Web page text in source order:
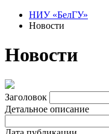
НИУ «БелГУ»
Новости
Новости
Заголовок
Детальное описание